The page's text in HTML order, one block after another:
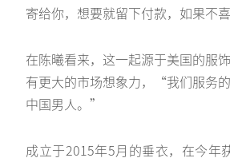
寄给你，想要就留下付款，如果不
在陈曦看来，这一起源于美国的服
有更大的市场想象力，“我们服务
中国男人。”
成立于2015年5月的垂衣，在今年